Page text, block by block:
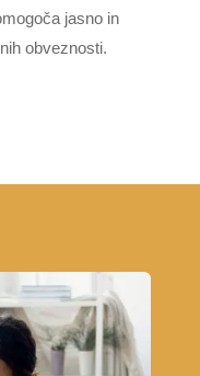
jasno in
obveznosti.